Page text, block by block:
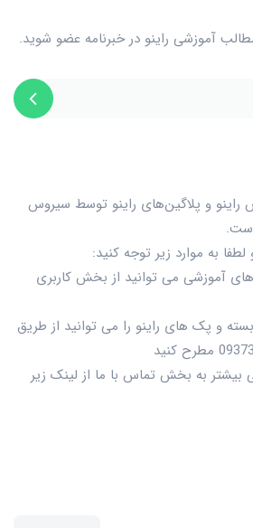
آموزشی راینو در خبرنامه عضو شوید.
و پلاگین‌های راینو توسط سیروس
لطفا به موارد زیر توجه کنید:
آموزشی می توانید از بخش کاربری
و پک های راینو را می توانید از طریق
بیشتر به بخش تماس با ما از لینک زیر